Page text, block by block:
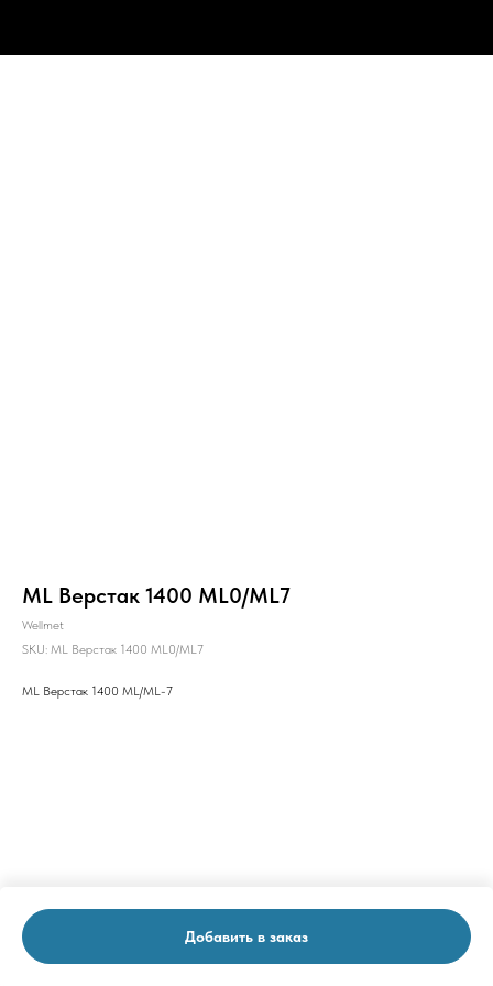
ML Верстак 1400 ML0/ML7
Wellmet
SKU: ML Верстак 1400 ML0/ML7
Добавить в заказ
ML Верстак 1400 ML/ML-7